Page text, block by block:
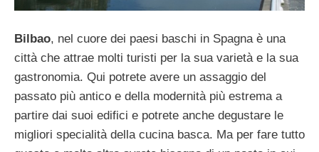
Bilbao, nel cuore dei paesi baschi in Spagna è una
città che attrae molti turisti per la sua varietà e la sua
gastronomia. Qui potrete avere un assaggio del
passato più antico e della modernità più estrema a
partire dai suoi edifici e potrete anche degustare le
migliori specialità della cucina basca. Ma per fare tutto